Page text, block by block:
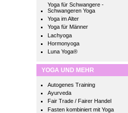
Yoga für Schwangere -
Schwangeren Yoga
Yoga im Alter
Yoga für Männer
Lachyoga
Hormonyoga
Luna Yoga®
YOGA UND MEHR
Autogenes Training
Ayurveda
Fair Trade / Fairer Handel
Fasten kombiniert mit Yoga